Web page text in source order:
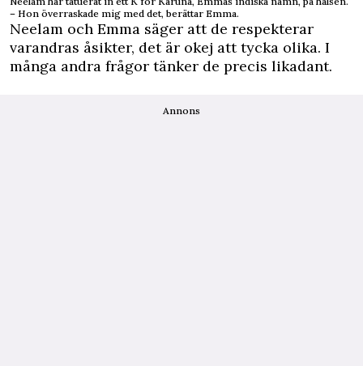
– Hon överraskade mig med det, berättar Emma.
Neelam och Emma säger att de respekterar
varandras åsikter, det är okej att tycka olika. I
många andra frågor tänker de precis likadant.
Annons